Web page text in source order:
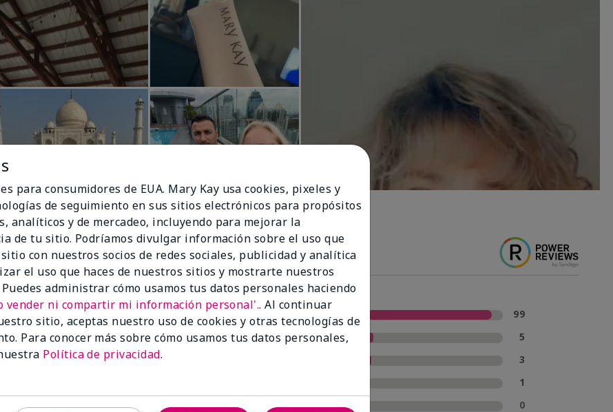
99%
amigo.
99
4 estrellas
5
3
1
1 estrella
0
para consumidores de EUA. Mary Kay usa cookies, pixeles y
de seguimiento en sus sitios electrónicos para propósitos
analíticos y de mercadeo, incluyendo para mejorar la
de tu sitio. Podríamos divulgar información sobre el uso que
con nuestros socios de redes sociales, publicidad y analítica
el uso que haces de nuestros sitios y mostrarte nuestros
administrar cómo usamos tus datos personales haciendo
vender ni compartir mi información personal'.. Al continuar
sitio, aceptas nuestro uso de cookies y otras tecnologías de
Para conocer más sobre cómo usamos tus datos personales,
Política de privacidad.